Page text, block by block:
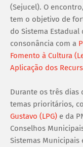
(Sejucel). O
tem o objetivo de
do Sistema
consonância com a
Fomento à Cultura
Aplicação dos
Durante os três dias
temas prioritários,
Gustavo (LPG) e da
Conselhos
Sistemas Municipais